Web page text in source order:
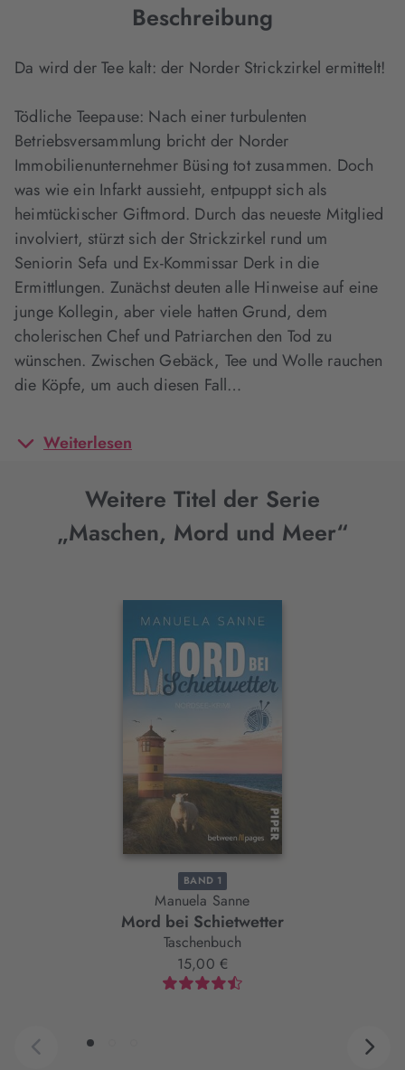
Beschreibung
Da wird der Tee kalt: der Norder Strickzirkel ermittelt!
Tödliche Teepause: Nach einer turbulenten
Betriebsversammlung bricht der Norder
Immobilienunternehmer Büsing tot zusammen. Doch
was wie ein Infarkt aussieht, entpuppt sich als
heimtückischer Giftmord. Durch das neueste Mitglied
involviert, stürzt sich der Strickzirkel rund um
Seniorin Sefa und Ex-Kommissar Derk in die
Ermittlungen. Zunächst deuten alle Hinweise auf eine
junge Kollegin, aber viele hatten Grund, dem
cholerischen Chef und Patriarchen den Tod zu
wünschen. Zwischen Gebäck, Tee und Wolle rauchen
die Köpfe, um auch diesen Fall…
Weiterlesen
Weitere Titel der Serie
„Maschen, Mord und Meer“
Interaktives
BAND 1
Manuela Sanne
Mord bei Schietwetter
Taschenbuch
15,00 €